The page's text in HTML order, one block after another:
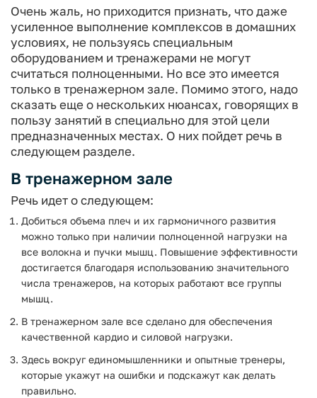
Очень жаль, но приходится признать, что даже
усиленное выполнение комплексов в домашних
условиях, не пользуясь специальным
оборудованием и тренажерами не могут
считаться полноценными. Но все это имеется
только в тренажерном зале. Помимо этого, надо
сказать еще о нескольких нюансах, говорящих в
пользу занятий в специально для этой цели
предназначенных местах. О них пойдет речь в
следующем разделе.
В тренажерном зале
Речь идет о следующем:
Добиться объема плеч и их гармоничного развития
можно только при наличии полноценной нагрузки на
все волокна и пучки мышц. Повышение эффективности
достигается благодаря использованию значительного
числа тренажеров, на которых работают все группы
мышц.
В тренажерном зале все сделано для обеспечения
качественной кардио и силовой нагрузки.
Здесь вокруг единомышленники и опытные тренеры,
которые укажут на ошибки и подскажут как делать
правильно.